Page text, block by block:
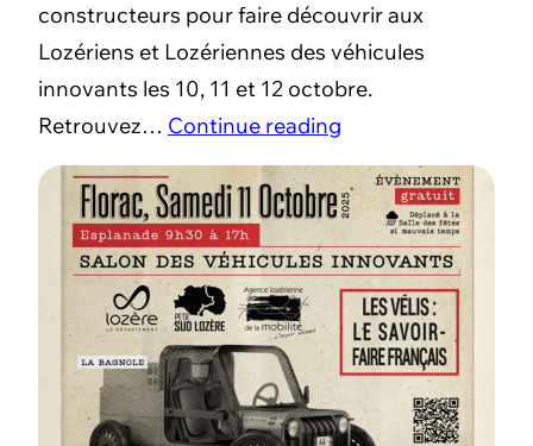
constructeurs pour faire découvrir aux
Lozériens et Lozériennes des véhicules
innovants les 10, 11 et 12 octobre.
Retrouvez… Continue reading